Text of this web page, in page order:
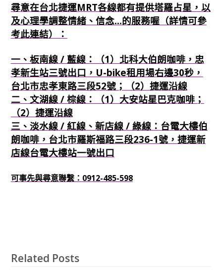
尋意在台北捷運MRT各線都有提供塔羅占星，以
及心理學調整情緒、信念...的服務喔（詳情可參
考此連結）：
一、板南線 / 藍線：（1）北科大伯朗咖啡，忠
孝新生站三號出口，U-bike租用場右邊30秒，
台北市忠孝東路三段52號；（2）捷運沿線
二、文湖線 / 棕線：（1）大安站星巴克咖啡；
（2）捷運沿線
三、淡水線 / 紅線、新店線 / 綠線：台電大樓伯
朗咖啡，台北市羅斯福路三段236-1號，捷運新
店線台電大樓站一號出口
可事先與尋意聯繫：0912-485-598
Related Posts